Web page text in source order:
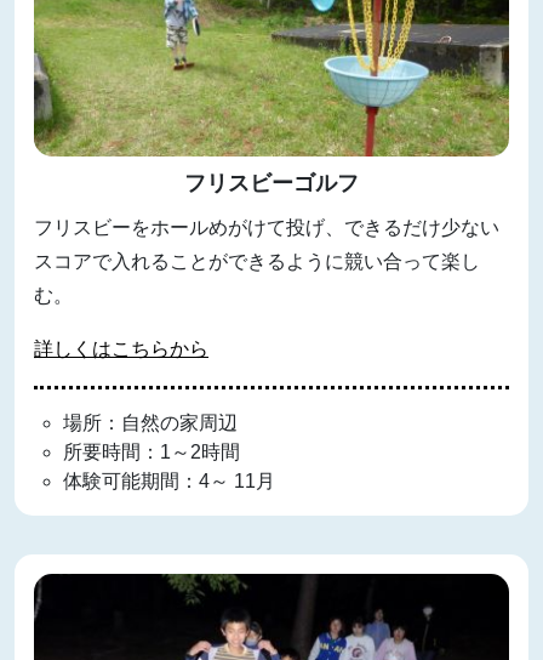
フリスビーゴルフ
フリスビーをホールめがけて投げ、できるだけ少ない
スコアで入れることができるように競い合って楽し
む。
詳しくはこちらから
場所：自然の家周辺
所要時間：1～2時間
体験可能期間：4～ 11月